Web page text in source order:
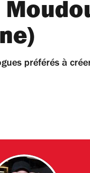
préférés à